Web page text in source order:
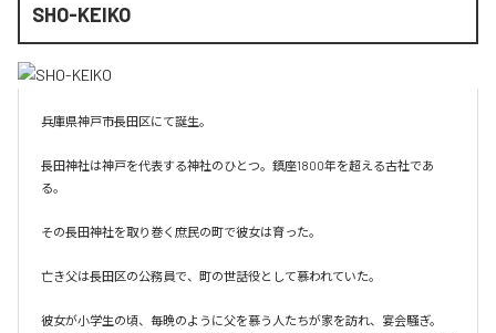
SHO-KEIKO
兵庫県神戸市長田区にて誕生。
長田神社は神戸を代表する神社のひとつ。鎮座1800年を超える古社であ
る。
その長田神社を取り巻く庶民の町で彼女は育った。
亡き父は長田区の公務員で、町の世話役として慕われていた。
彼女が小学生の頃、毎晩のように父を慕う人たちが家を訪れ、宴会騒ぎ。